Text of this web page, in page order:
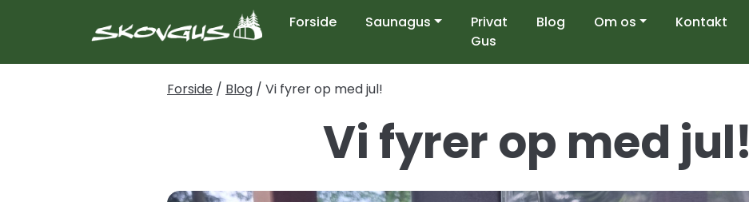
Forside Saunagus
Privat
Gus
Blog Om os Kontakt
Forside / Blog / Vi fyrer op med jul!
Vi fyrer op med jul!